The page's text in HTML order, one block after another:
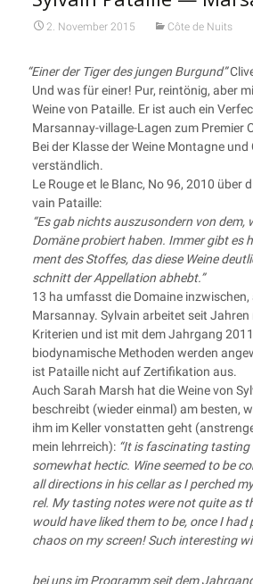
2. November 2015 Côte de Nuits
“Einer der Tiger des jun­gen Bur­gund”
Und was für einer! Pur, rein­tö­nig, aber
Wei­ne von Patail­le. Er ist auch ein
Mar­san­nay-vil­la­ge-Lagen zum Pre­mier
Bei der Klas­se der Wei­ne Mon­tagne und
verständlich.
Le Rouge et le Blanc, No 96, 2010 über
vain Pataille:
“Es gab nichts aus­zu­son­dern von dem,
Domä­ne pro­biert haben. Immer gibt es
ment des Stof­fes, das die­se Wei­ne
schnitt der Appel­la­ti­on abhebt.”
13 ha umfasst die Domaine inzwi­schen,
Mar­san­nay. Syl­vain arbei­tet seit
Kri­te­ri­en und ist mit dem Jahr­gang
bio­dy­na­mi­sche Metho­den wer­den
ist Patail­le nicht auf Zer­ti­fi­ka­ti­on aus.
Auch Sarah Marsh hat die Wei­ne von
beschreibt (wie­der ein­mal) am bes­ten,
ihm im Kel­ler von­stat­ten geht
mein lehr­reich): “It is fasci­na­ting tasting
some­what hec­tic. Wine see­med to be
all direc­tions in his cel­lar as I per­ched
rel. My tasting notes were not quite as
would have lik­ed them to be, once I had
cha­os on my screen! Such inte­res­t­ing
bei uns im Pro­gramm seit dem